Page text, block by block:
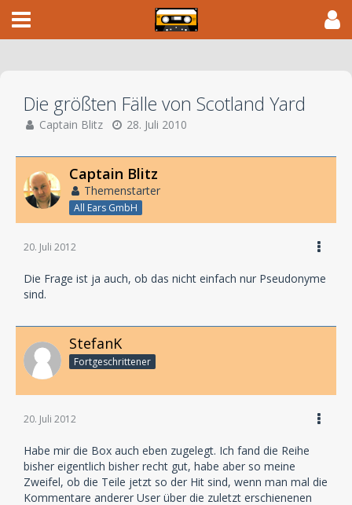
Die größten Fälle von Scotland Yard
Captain Blitz 28. Juli 2010
Captain Blitz
Themenstarter
All Ears GmbH
20. Juli 2012
Die Frage ist ja auch, ob das nicht einfach nur Pseudonyme
sind.
StefanK
Fortgeschrittener
20. Juli 2012
Habe mir die Box auch eben zugelegt. Ich fand die Reihe
bisher eigentlich bisher recht gut, habe aber so meine
Zweifel, ob die Teile jetzt so der Hit sind, wenn man mal die
Kommentare anderer User über die zuletzt erschienenen